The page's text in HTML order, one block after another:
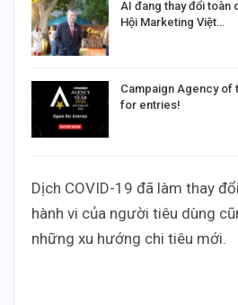
AI đang thay đổi toàn
Hội Marketing Việt…
Campaign Agency of
for entries!
Dịch COVID-19 đã làm thay
hành vi của người tiêu dùng
những xu hướng chi tiêu mới.